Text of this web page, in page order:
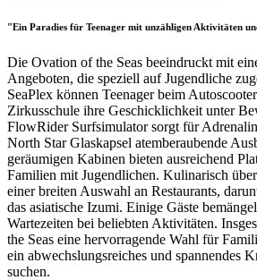
"Ein Paradies für Teenager mit unzähligen Aktivitäten
Die Ovation of the Seas beeindruckt mit
Angeboten, die speziell auf Jugendliche
SeaPlex können Teenager beim
Zirkusschule ihre Geschicklichkeit unter
FlowRider Surfsimulator sorgt für
North Star Glaskapsel atemberaubende
geräumigen Kabinen bieten ausreichend
Familien mit Jugendlichen. Kulinarisch
einer breiten Auswahl an Restaurants,
das asiatische Izumi. Einige Gäste
Wartezeiten bei beliebten Aktivitäten.
the Seas eine hervorragende Wahl für
ein abwechslungsreiches und spannendes
suchen.